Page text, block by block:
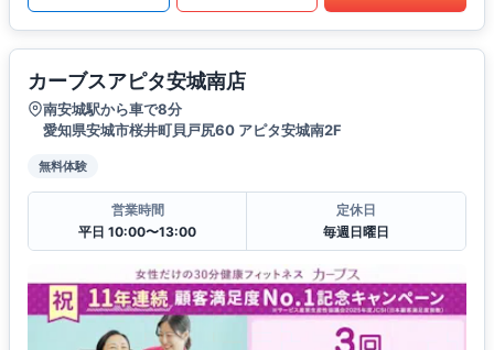
カーブスアピタ安城南店
南安城駅から車で8分
愛知県安城市桜井町貝戸尻60 アピタ安城南2F
無料体験
営業時間
平日 10:00〜13:00
定休日
毎週日曜日